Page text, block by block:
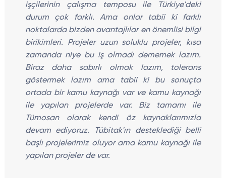
işçilerinin çalışma temposu ile Türkiye'deki
durum çok farklı. Ama onlar tabii ki farklı
noktalarda bizden avantajlılar en önemlisi bilgi
birikimleri. Projeler uzun soluklu projeler, kısa
zamanda niye bu iş olmadı dememek lazım.
Biraz daha sabırlı olmak lazım, tolerans
göstermek lazım ama tabii ki bu sonuçta
ortada bir kamu kaynağı var ve kamu kaynağı
ile yapılan projelerde var. Biz tamamı ile
Tümosan olarak kendi öz kaynaklarımızla
devam ediyoruz. Tübitak'ın desteklediği belli
başlı projelerimiz oluyor ama kamu kaynağı ile
yapılan projeler de var.